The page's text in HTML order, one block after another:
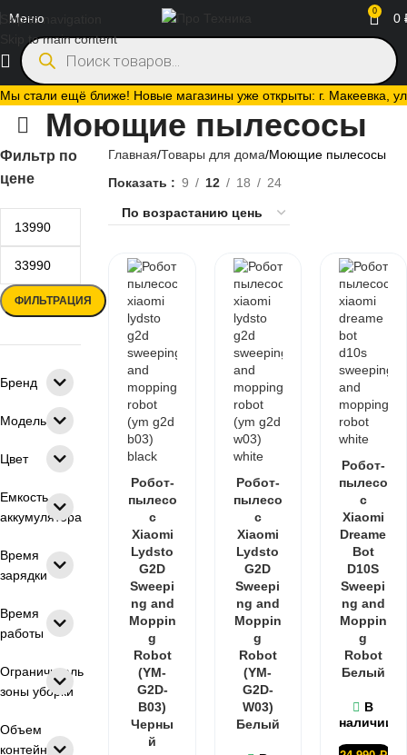
Skip to navigation
Skip to main content
Мы стали ещё ближе! Новые магазины уже открыты: г. Макеевка,
Меню 0 0
Моющие пылесосы
Фильтр по
цене
ФИЛЬТРАЦИЯ
Бренд
Модель
Цвет
Емкость
аккумулятора
Время
зарядки
Время
работы
Ограничитель
зоны уборки
Объем
контейнера
Главная Товары для дома Моющие пылесосы
Показать
9 12 18 24
Робот-
пылесо
с
Xiaomi
Lydsto
G2D
Sweepi
ng and
Moppin
g
Robot
(YM-
G2D-
B03)
Черны
й
Робот-
пылесо
с
Xiaomi
Lydsto
G2D
Sweepi
ng and
Moppin
g
Robot
(YM-
G2D-
W03)
Белый
Робот-
пылесо
с
Xiaomi
Dreame
Bot
D10S
Sweepi
ng and
Moppin
g
Robot
Белый
В
наличии